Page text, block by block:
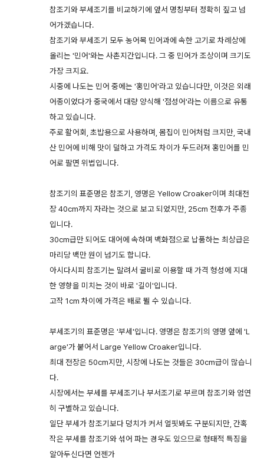
참조기와 부세조기를 비교하기에 앞서 명칭부터 정확히 짚고 넘
어가겠습니다.
참조기와 부세조기 모두 농어목 민어과에 속한 고기로 차례상에
올리는 '민어'와는 사촌지간입니다. 그 중 민어가 조상이며 크기도
가장 크지요.
시중에 나도는 민어 중에는 '홍민어'라고 있습니다만, 이것은 외래
어종이었다가 중국에서 대량 양식해 '점성어'라는 이름으로 유통
하고 있습니다.
주로 활어회, 초밥용으로 사용하며, 몸집이 민어처럼 크지만, 국내
산 민어에 비해 맛이 덜하고 가격도 차이가 두드러져 홍민어를 민
어로 팔면 위법입니다.
참조기의 표준명은 참조기, 영명은 Yellow Croaker이며 최대전
장 40cm까지 자라는 것으로 보고 되었지만, 25cm 전후가 주종
입니다.
30cm급만 되어도 대어에 속하며 백화점으로 납품하는 최상급은
마리당 백만 원이 넘기도 합니다.
아시다시피 참조기는 말려서 굴비로 이용할 때 가격 형성에 지대
한 영향을 미치는 것이 바로 '길이'입니다.
고작 1cm 차이에 가격은 배로 뛸 수 있습니다.
부세조기의 표준명은 '부세'입니다. 영명은 참조기의 영명 앞에 'L
arge'가 붙어서 Large Yellow Croaker입니다.
최대 전장은 50cm지만, 시장에 나도는 것들은 30cm급이 많습니
다.
시장에서는 부세를 부세조기나 부서조기로 부르며 참조기와 엄연
히 구별하고 있습니다.
일단 부세가 참조기보다 덩치가 커서 얼핏봐도 구분되지만, 간혹
작은 부세를 참조기와 섞어 파는 경우도 있으므로 형태적 특징을
알아두신다면 언젠가